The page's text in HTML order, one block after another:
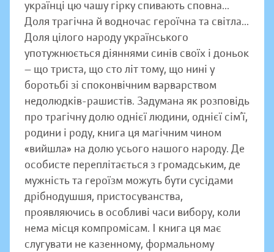
українці цю чашу гірку спивають сповна...
Доля трагічна й водночас героїчна та світла...
Доля цілого народу українського
употужнюється діяннями синів своїх і доньок
— що триста, що сто літ тому, що нині у
боротьбі зі споконвічним варварством
недолюдків-рашистів. Задумана як розповідь
про трагічну долю однієї людини, однієї сім’ї,
родини і роду, книга ця магічним чином
«вийшла» на долю усього нашого народу. Де
особисте переплітається з громадським, де
мужність та героїзм можуть бути сусідами
дрібнодушшя, пристосуванства,
проявляючись в особливі часи вибору, коли
нема місця компромісам. І книга ця має
слугувати не казенному, формальному